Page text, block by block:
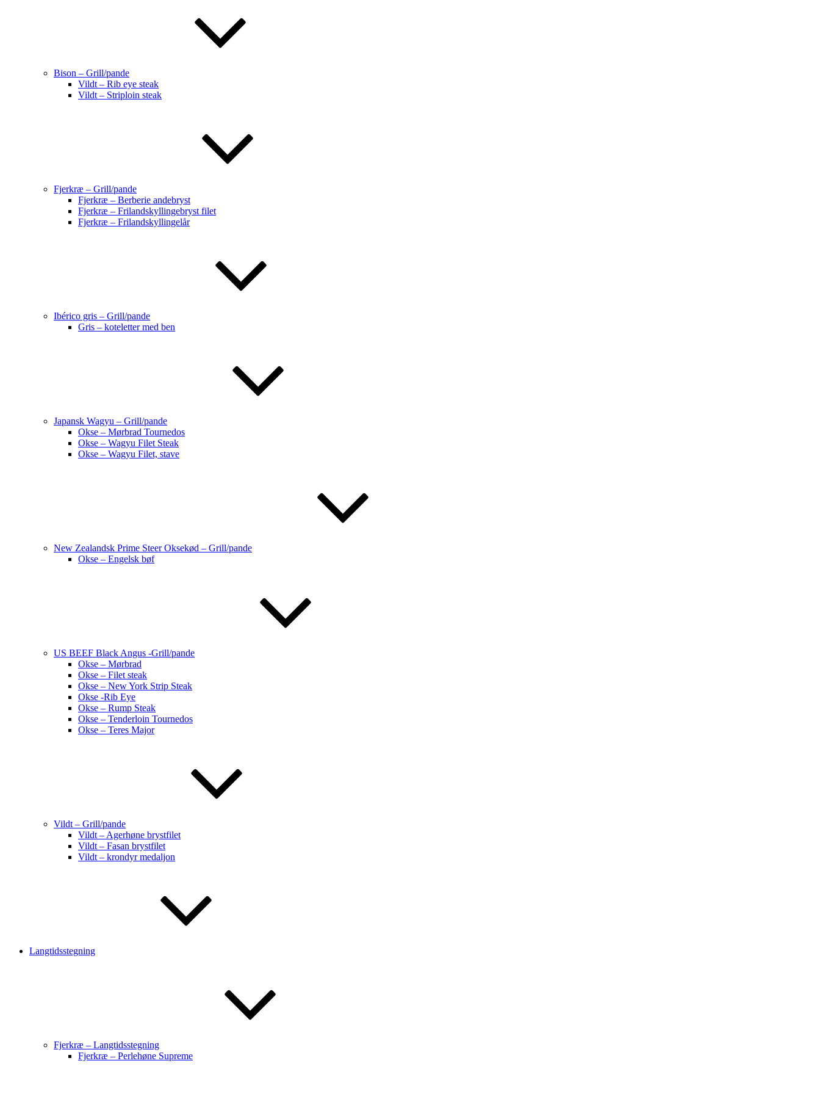
Bison – Grill/pande
Vildt – Rib eye steak
Vildt – Striploin steak
Fjerkræ – Grill/pande
Fjerkræ – Berberie andebryst
Fjerkræ – Frilandskyllingebryst filet
Fjerkræ – Frilandskyllingelår
Ibérico gris – Grill/pande
Gris – koteletter med ben
Japansk Wagyu – Grill/pande
Okse – Mørbrad Tournedos
Okse – Wagyu Filet Steak
Okse – Wagyu Filet, stave
New Zealandsk Prime Steer Oksekød – Grill/pande
Okse – Engelsk bøf
US BEEF Black Angus -Grill/pande
Okse – Mørbrad
Okse – Filet steak
Okse – New York Strip Steak
Okse -Rib Eye
Okse – Rump Steak
Okse – Tenderloin Tournedos
Okse – Teres Major
Vildt – Grill/pande
Vildt – Agerhøne brystfilet
Vildt – Fasan brystfilet
Vildt – krondyr medaljon
Langtidsstegning
Fjerkræ – Langtidsstegning
Fjerkræ – Perlehøne Supreme